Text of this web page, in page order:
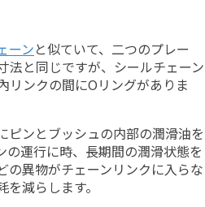
ーンと似ていて、二つのプレー
法と同じですが、シールチェーン
リンクの間にOリングがありま
ピンとブッシュの内部の潤滑油を
の運行に時、長期間の潤滑状態を
の異物がチェーンリンクに入らな
減らします。